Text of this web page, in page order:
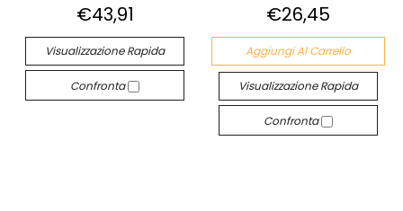
€43,91
Visualizzazione Rapida
Confronta
€26,45
Aggiungi Al Carrello
Visualizzazione Rapida
Confronta